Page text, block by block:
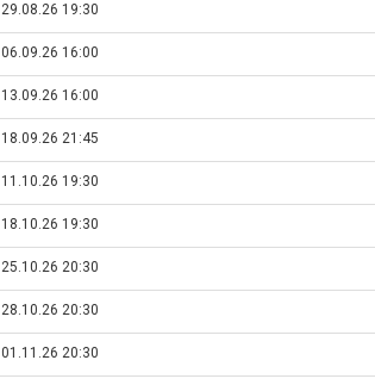
29.08.26 19:30
06.09.26 16:00
13.09.26 16:00
18.09.26 21:45
11.10.26 19:30
18.10.26 19:30
25.10.26 20:30
28.10.26 20:30
01.11.26 20:30